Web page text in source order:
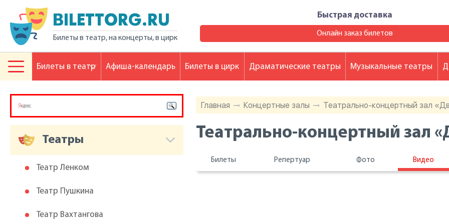
BILETTORG.RU
Билеты в театр, на концерты, в цирк
Быстрая доставка
Онлайн заказ билетов
Главная Концертные залы Театрально-концертный зал
Театрально-концертный зал
Билеты Репертуар Фото Видео
Театры
Театр Ленком
Театр Пушкина
Театр Вахтангова
Билеты в театр Афиша-календарь Билеты в цирк Драматические театры Музыкальные театры